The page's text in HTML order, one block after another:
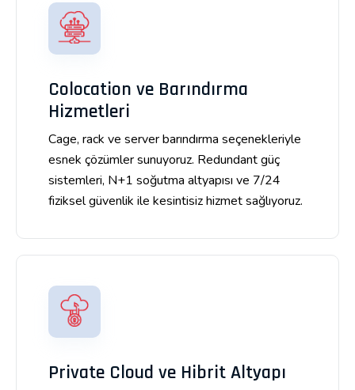
Colocation ve Barındırma
Hizmetleri
Cage, rack ve server barındırma seçenekleriyle
esnek çözümler sunuyoruz. Redundant güç
sistemleri, N+1 soğutma altyapısı ve 7/24
fiziksel güvenlik ile kesintisiz hizmet sağlıyoruz.
Private Cloud ve Hibrit Altyapı